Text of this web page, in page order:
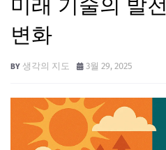
미래 기술의 발
변화
생각의 지도 3월 29, 2025